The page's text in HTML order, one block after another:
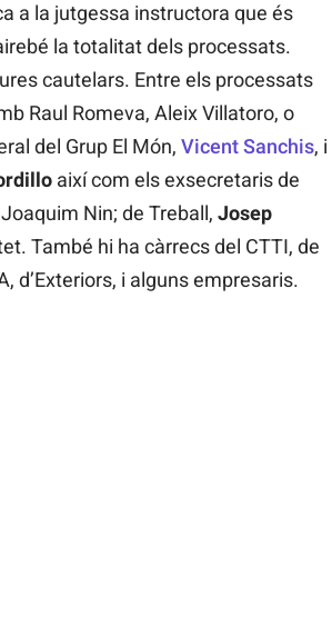
a la jutgessa instructora que és
la totalitat dels processats.
cautelars. Entre els processats
Raul Romeva, Aleix Villatoro, o
del Grup El Món, Vicent Sanchis, i
així com els exsecretaris de
Nin; de Treball, Josep
També hi ha càrrecs del CTTI, de
d’Exteriors, i alguns empresaris.